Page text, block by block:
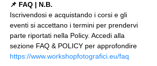
📌 FAQ | N.B.
Iscrivendosi e acquistando i corsi e gli
eventi si accettano i termini per prendervi
parte riportati nella Policy. Accedi alla
sezione FAQ & POLICY per approfondire
https://www.workshopfotografici.eu/faq